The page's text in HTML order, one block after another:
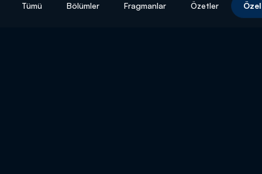
Tümü Bölümler Fragmanlar Özetler